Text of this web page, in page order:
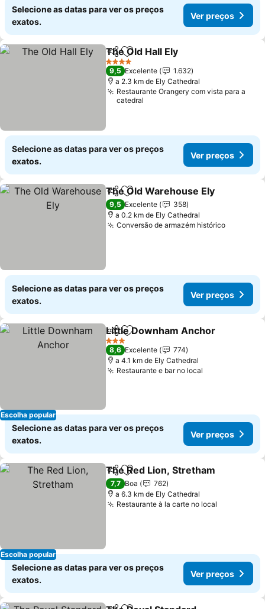
Selecione as datas para ver os preços
exatos.
Ver preços
PartilharAdicionar aos favoritos
The Old Hall Ely
4 Estrelas
9,5 Excelente
1.632
a 2.3 km de Ely Cathedral
Restaurante Orangery com vista para a
catedral
Selecione as datas para ver os preços
exatos.
Ver preços
PartilharAdicionar aos favoritos
The Old Warehouse Ely
9,5 Excelente
358
a 0.2 km de Ely Cathedral
Conversão de armazém históricoVer
Selecione as datas para ver os preços
exatos.
Ver preços
Escolha popular
PartilharAdicionar aos favoritos
Little Downham Anchor
3 Estrelas
8,6 Excelente
774
a 4.1 km de Ely Cathedral
Restaurante e bar no local
Selecione as datas para ver os preços
exatos.
Ver preços
Escolha popular
PartilharAdicionar aos favoritos
The Red Lion, Stretham
7,7 Boa
762
a 6.3 km de Ely Cathedral
Restaurante à la carte no local
Selecione as datas para ver os preços
exatos.
Ver preços